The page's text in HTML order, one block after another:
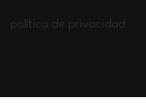
política de privacidad